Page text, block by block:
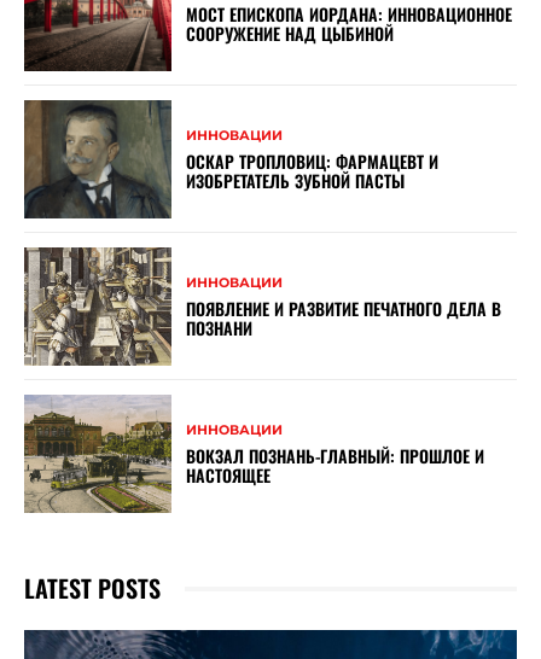
МОСТ ЕПИСКОПА ИОРДАНА: ИННОВАЦИОННОЕ
СООРУЖЕНИЕ НАД ЦЫБИНОЙ
ИННОВАЦИИ
ОСКАР ТРОПЛОВИЦ: ФАРМАЦЕВТ И
ИЗОБРЕТАТЕЛЬ ЗУБНОЙ ПАСТЫ
ИННОВАЦИИ
ПОЯВЛЕНИЕ И РАЗВИТИЕ ПЕЧАТНОГО ДЕЛА В
ПОЗНАНИ
ИННОВАЦИИ
ВОКЗАЛ ПОЗНАНЬ-ГЛАВНЫЙ: ПРОШЛОЕ И
НАСТОЯЩЕЕ
LATEST POSTS